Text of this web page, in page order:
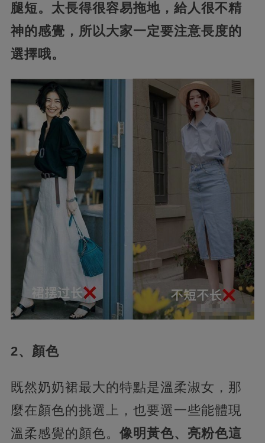
腿短。太長得很容易拖地，給人很不精
神的感覺，所以大家一定要注意長度的
選擇哦。
2、顏色
既然奶奶裙最大的特點是溫柔淑女，那
麼在顏色的挑選上，也要選一些能體現
溫柔感覺的顏色。 像明黃色、亮粉色這